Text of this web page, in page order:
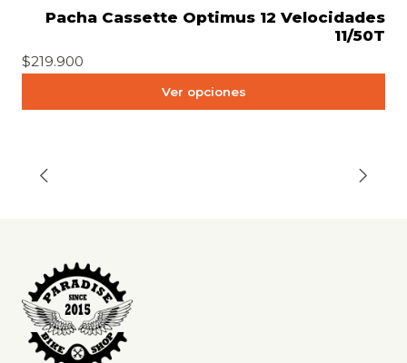
Pacha Cassette Optimus 12 Velocidades
11/50T
$219.900
Ver opciones